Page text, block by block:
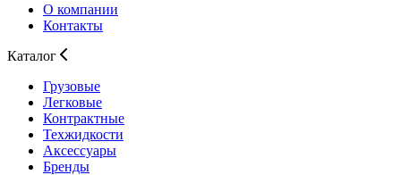
О компании
Контакты
Каталог
Грузовые
Легковые
Контрактные
Техжидкости
Аксессуары
Бренды